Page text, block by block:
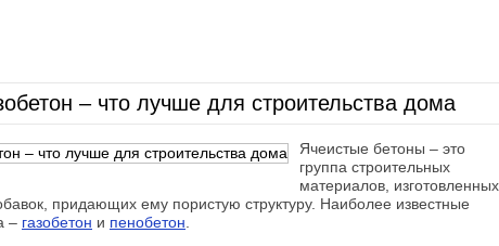
– что лучше для строительства дома
Ячеистые бетоны – это
группа строительных
материалов, изготовленных
придающих ему пористую структуру. Наиболее известные
– газобетон и пенобетон